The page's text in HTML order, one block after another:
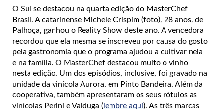
O Sul se destacou na quarta edição do MasterChef
Brasil. A catarinense Michele Crispim (foto), 28 anos, de
Palhoça, ganhou o Reality Show deste ano. A vencedora
recordou que ela mesma se inscreveu por causa do gosto
pela gastronomia que o programa ajudou a cultivar nela
e na família. O MasterChef destacou muito o vinho
nesta edição. Um dos episódios, inclusive, foi gravado na
unidade da vinícola Aurora, em Pinto Bandeira. Além da
cooperativa, também apresentaram os seus rótulos as
vinícolas Perini e Valduga (lembre aqui). As três marcas